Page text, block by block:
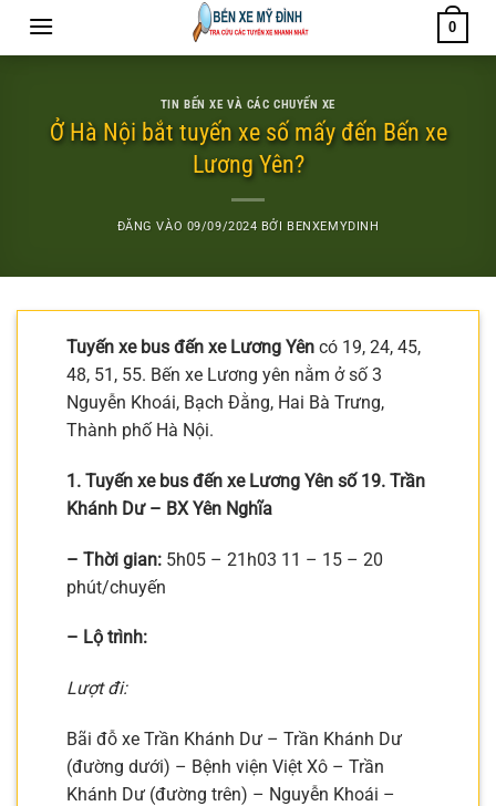
0
TIN BẾN XE VÀ CÁC CHUYẾN XE
Ở Hà Nội bắt tuyến xe số mấy đến Bến xe
Lương Yên?
ĐĂNG VÀO 09/09/2024 BỞI BENXEMYDINH
Tuyến xe bus đến xe Lương Yên có 19, 24, 45,
48, 51, 55. Bến xe Lương yên nằm ở số 3
Nguyễn Khoái, Bạch Đằng, Hai Bà Trưng,
Thành phố Hà Nội.
1. Tuyến xe bus đến xe Lương Yên số 19. Trần
Khánh Dư – BX Yên Nghĩa
– Thời gian: 5h05 – 21h03 11 – 15 – 20
phút/chuyến
– Lộ trình:
Lượt đi:
Bãi đỗ xe Trần Khánh Dư – Trần Khánh Dư
(đường dưới) – Bệnh viện Việt Xô – Trần
Khánh Dư (đường trên) – Nguyễn Khoái –